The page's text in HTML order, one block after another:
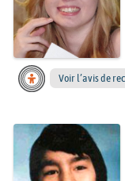
Voir l’avis de